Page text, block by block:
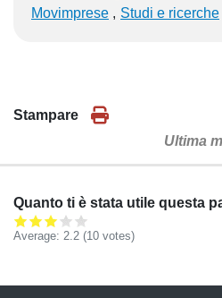
Movimprese
Studi e ricerche
Stampare
Ultima
Quanto ti è stata utile questa
Average: 2.2 (10 votes)